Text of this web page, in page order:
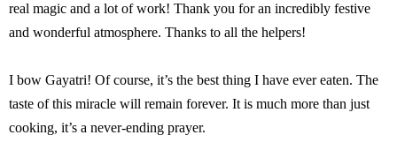
real magic and a lot of work! Thank you for an incredibly festive
and wonderful atmosphere. Thanks to all the helpers!
I bow Gayatri! Of course, it’s the best thing I have ever eaten. The
taste of this miracle will remain forever. It is much more than just
cooking, it’s a never-ending prayer.